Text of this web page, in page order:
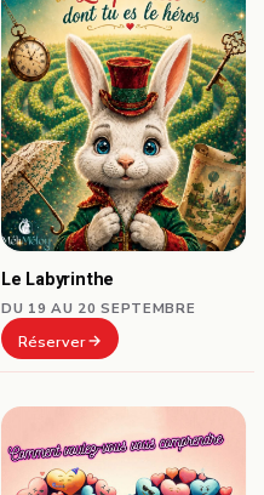
Le Labyrinthe
DU 19 AU 20 SEPTEMBRE
Réserver